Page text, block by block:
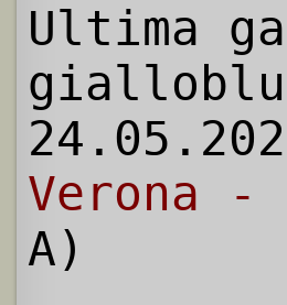
Ultima
Verona -
A)